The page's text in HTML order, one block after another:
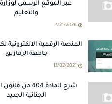
عبر الموقع الرسمي لوزارة
والتعليم
7/21/2026
المنصة الرقمية الالكترونية
جامعة الزقازيق
12/02/2021
شرح المادة 404 من
الجنائية الجديد